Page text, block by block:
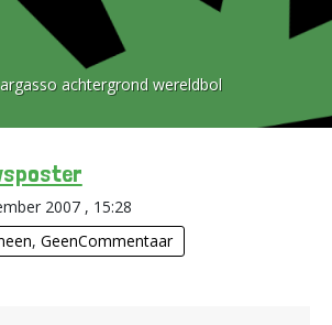
achtergrond wereldbol
2007 , 15:28
, GeenCommentaar